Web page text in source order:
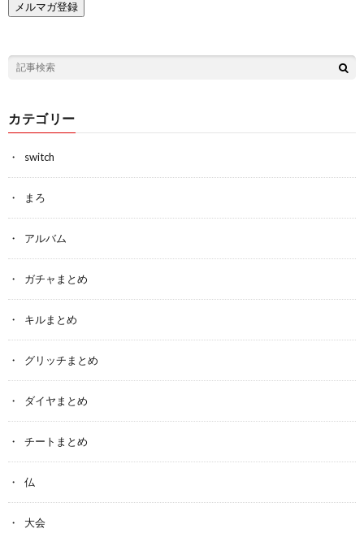
カテゴリー
switch
まろ
アルバム
ガチャまとめ
キルまとめ
グリッチまとめ
ダイヤまとめ
チートまとめ
仏
大会